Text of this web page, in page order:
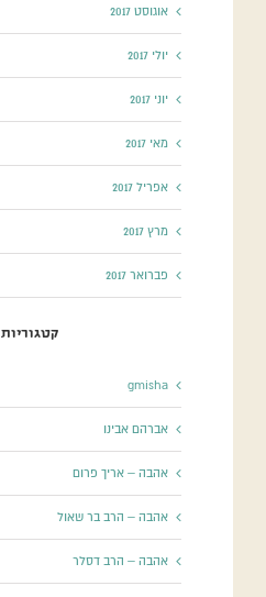
אוגוסט 2017
יולי 2017
יוני 2017
מאי 2017
אפריל 2017
מרץ 2017
פברואר 2017
קטגוריות
gmisha
אברהם אבינו
אהבה – אריך פרום
אהבה – הרב בר שאול
אהבה – הרב דסלר